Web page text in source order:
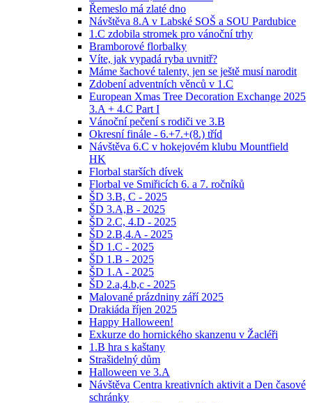
Řemeslo má zlaté dno
Návštěva 8.A v Labské SOŠ a SOU Pardubice
1.C zdobila stromek pro vánoční trhy
Bramborové florbalky
Víte, jak vypadá ryba uvnitř?
Máme šachové talenty, jen se ještě musí narodit
Zdobení adventních věnců v 1.C
European Xmas Tree Decoration Exchange 2025
3.A + 4.C Part I
Vánoční pečení s rodiči ve 3.B
Okresní finále - 6.+7.+(8.) tříd
Návštěva 6.C v hokejovém klubu Mountfield
HK
Florbal starších dívek
Florbal ve Smiřicích 6. a 7. ročníků
ŠD 3.B, C - 2025
ŠD 3.A,B - 2025
ŠD 2.C, 4.D - 2025
ŠD 2.B,4.A - 2025
ŠD 1.C - 2025
ŠD 1.B - 2025
ŠD 1.A - 2025
ŠD 2.a,4.b,c - 2025
Malované prázdniny září 2025
Drakiáda říjen 2025
Happy Halloween!
Exkurze do hornického skanzenu v Žacléři
1.B hra s kaštany
Strašidelný dům
Halloween ve 3.A
Návštěva Centra kreativních aktivit a Den časové
schránky